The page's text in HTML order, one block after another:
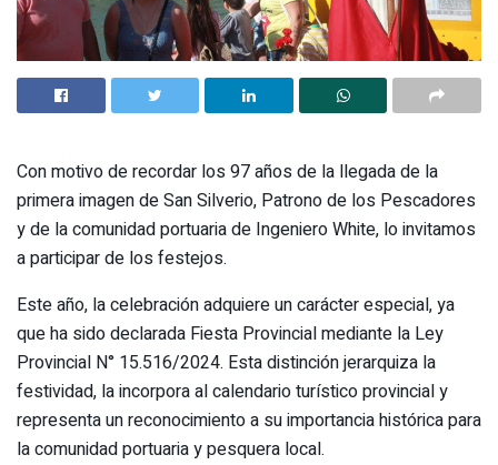
Con motivo de recordar los 97 años de la llegada de la
primera imagen de San Silverio, Patrono de los Pescadores
y de la comunidad portuaria de Ingeniero White, lo invitamos
a participar de los festejos.
Este año, la celebración adquiere un carácter especial, ya
que ha sido declarada Fiesta Provincial mediante la Ley
Provincial N° 15.516/2024. Esta distinción jerarquiza la
festividad, la incorpora al calendario turístico provincial y
representa un reconocimiento a su importancia histórica para
la comunidad portuaria y pesquera local.